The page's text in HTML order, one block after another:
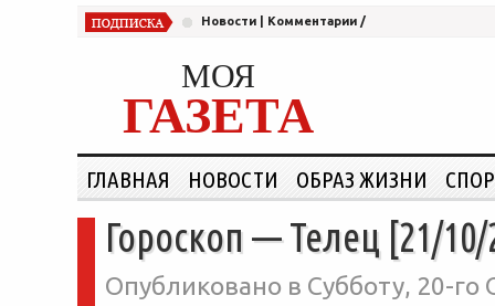
Новости Комментарии /
МОЯ
ГАЗЕТА
ГЛАВНАЯ НОВОСТИ ОБРАЗ ЖИЗНИ
Гороскоп — Телец [21/10/
Опубликовано в Субботу, 20-го